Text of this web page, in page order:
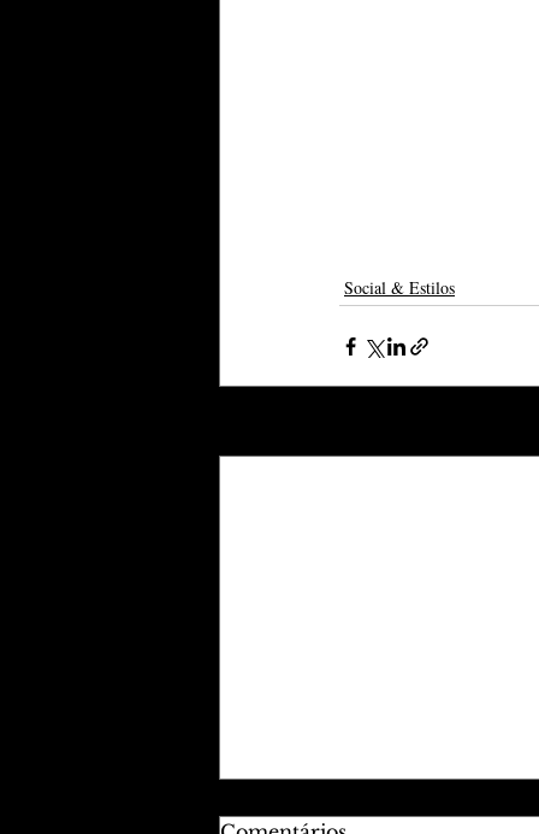
Social & Estilos